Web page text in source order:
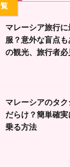
マレーシア旅行
服？意外な盲点
の観光、旅行者必
マレーシアのタ
だらけ？簡単確
乗る方法